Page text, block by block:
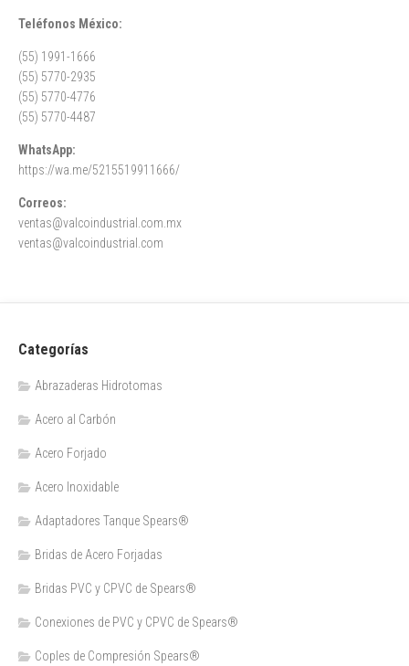
Teléfonos México:
(55) 1991-1666
(55) 5770-2935
(55) 5770-4776
(55) 5770-4487
WhatsApp:
https://wa.me/5215519911666/
Correos:
ventas@valcoindustrial.com.mx
ventas@valcoindustrial.com
Categorías
Abrazaderas Hidrotomas
Acero al Carbón
Acero Forjado
Acero Inoxidable
Adaptadores Tanque Spears®
Bridas de Acero Forjadas
Bridas PVC y CPVC de Spears®
Conexiones de PVC y CPVC de Spears®
Coples de Compresión Spears®